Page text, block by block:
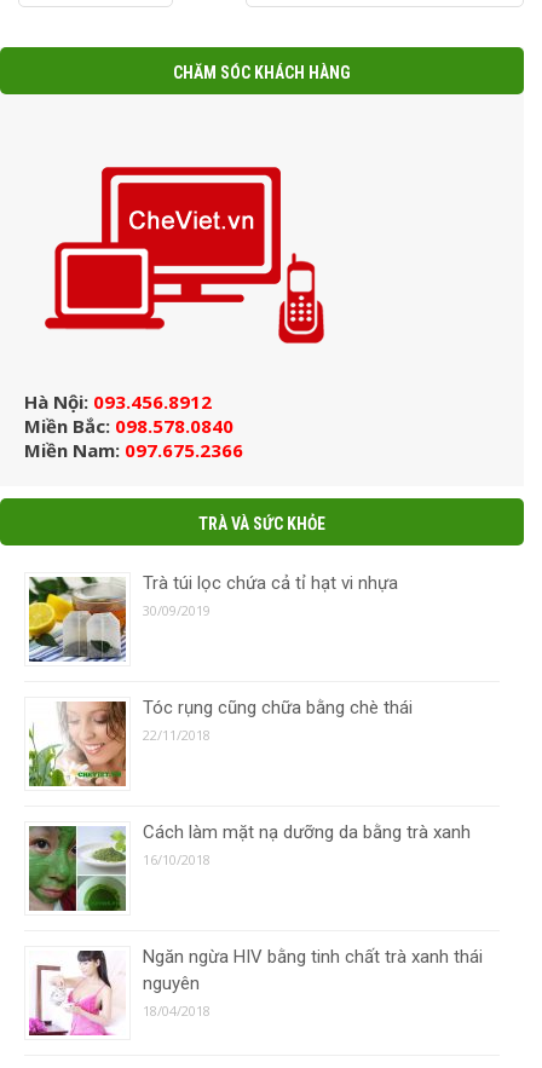
CHĂM SÓC KHÁCH HÀNG
Hà Nội: 093.456.8912
Miền Bắc: 098.578.0840
Miền Nam: 097.675.2366
TRÀ VÀ SỨC KHỎE
Trà túi lọc chứa cả tỉ hạt vi nhựa
30/09/2019
Tóc rụng cũng chữa bằng chè thái
22/11/2018
Cách làm mặt nạ dưỡng da bằng trà xanh
16/10/2018
Ngăn ngừa HIV bằng tinh chất trà xanh thái
nguyên
18/04/2018